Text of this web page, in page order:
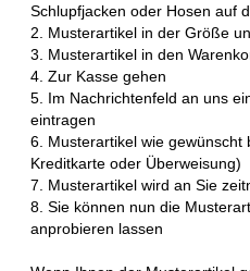
Schlupfjacken oder Hosen auf
2. Musterartikel in der Größe
3. Musterartikel in den
4. Zur Kasse gehen
5. Im Nachrichtenfeld an uns
eintragen
6. Musterartikel wie gewünscht
Kreditkarte oder Überweisung)
7. Musterartikel wird an Sie
8. Sie können nun die
anprobieren lassen